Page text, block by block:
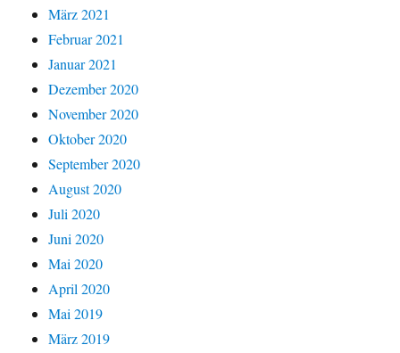
März 2021
Februar 2021
Januar 2021
Dezember 2020
November 2020
Oktober 2020
September 2020
August 2020
Juli 2020
Juni 2020
Mai 2020
April 2020
Mai 2019
März 2019